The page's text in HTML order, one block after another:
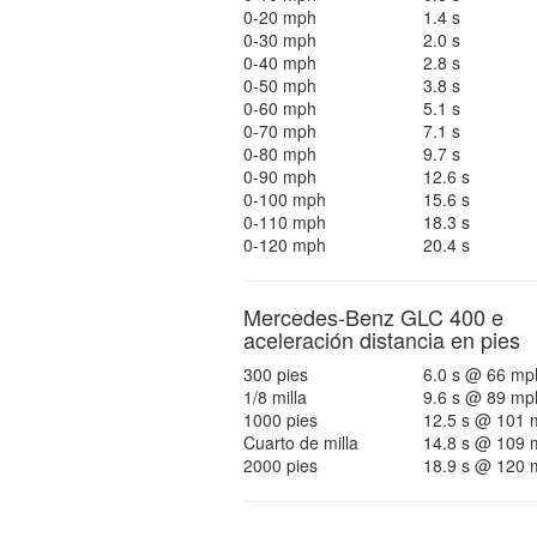
0-20 mph
1.4 s
0-30 mph
2.0 s
0-40 mph
2.8 s
0-50 mph
3.8 s
0-60 mph
5.1 s
0-70 mph
7.1 s
0-80 mph
9.7 s
0-90 mph
12.6 s
0-100 mph
15.6 s
0-110 mph
18.3 s
0-120 mph
20.4 s
Mercedes-Benz GLC 400 e
aceleración distancia en pies
300 pies
6.0 s @ 66
1/8 milla
9.6 s @ 89
1000 pies
12.5 s @ 101
Cuarto de milla
14.8 s @ 109
2000 pies
18.9 s @ 120